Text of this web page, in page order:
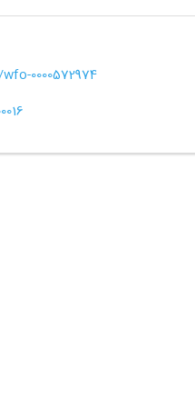
0000572974